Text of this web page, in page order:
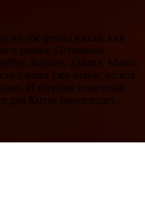
не обозревал китайский
рынка. Основные
Realme, Xiaomi, Meizu,
с вами уже знаем, но вот
И сегодня отличный
для Китая происходит.